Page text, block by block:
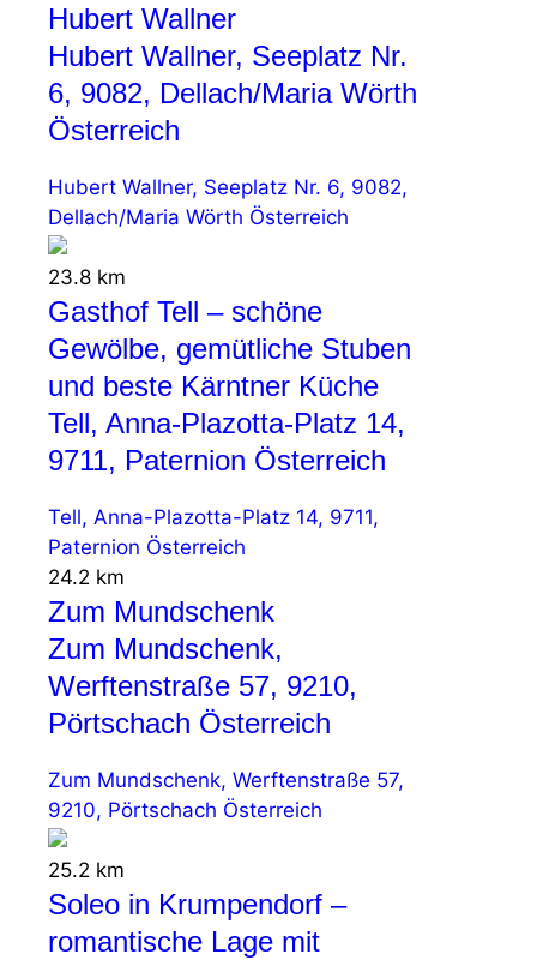
Hubert Wallner
Hubert Wallner, Seeplatz Nr.
6, 9082, Dellach/Maria Wörth
Österreich
Hubert Wallner, Seeplatz Nr. 6, 9082,
Dellach/Maria Wörth Österreich
23.8 km
Gasthof Tell – schöne
Gewölbe, gemütliche Stuben
und beste Kärntner Küche
Tell, Anna-Plazotta-Platz 14,
9711, Paternion Österreich
Tell, Anna-Plazotta-Platz 14, 9711,
Paternion Österreich
24.2 km
Zum Mundschenk
Zum Mundschenk,
Werftenstraße 57, 9210,
Pörtschach Österreich
Zum Mundschenk, Werftenstraße 57,
9210, Pörtschach Österreich
25.2 km
Soleo in Krumpendorf –
romantische Lage mit